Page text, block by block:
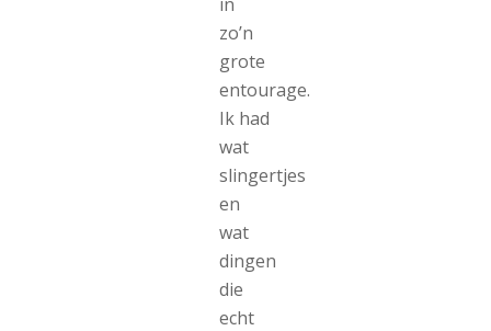
zo’n
grote
entourage.
Ik had
wat
slingertjes
en
wat
dingen
die
echt